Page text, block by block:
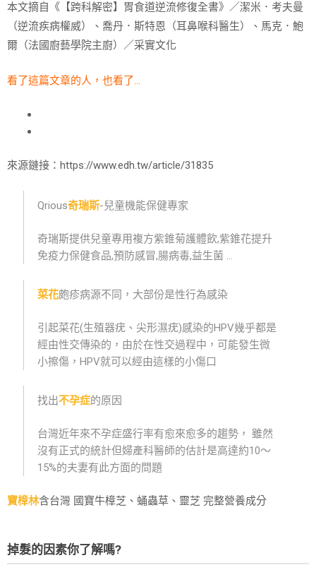
本文摘自《【跨科解密】胃食道逆流修復全書》／潔米．考夫曼
（逆流疾病權威）、喬丹．斯特恩（耳鼻喉科醫生）、馬克．鮑
爾（法國廚藝學院主廚）／采實文化
看了這篇文章的人，也看了…
來源鏈接：https://www.edh.tw/article/31835
Qrious奇瑞斯-兒童機能保健專家
奇瑞斯提供兒童專用複方紫錐菊護體飲,紫錐花提升
免疫力保健食品,預防感冒,腸病毒,益生菌 …
菜花皰疹病源不同，大部份是性行為感染
引起菜花(生殖器疣、尖形濕疣)感染的HPV幾乎都是
經由性交傳染的，由於在性交過程中，可能發生微
小擦傷，HPV就可以經由這樣的小傷口
找出不孕症的原因
台灣近年來不孕症盛行率有愈來愈多的趨勢， 雖然
沒有正式的統計但婦產科醫師的估計是高達約10～
15%的夫妻有此方面的問題
寶樟林含台灣 國寶牛樟芝、蛹蟲草、靈芝 完整營養成分
掉髮的因素你了解嗎?